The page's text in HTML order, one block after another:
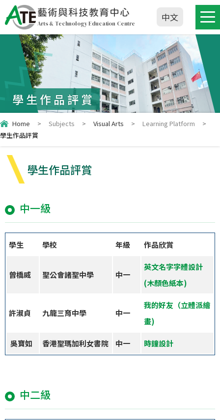
藝術與科技教育中心
Arts & Technology Education Centre
中文
學生作品評賞
Home > Subjects > Visual Arts > Learning Platform
>
學生作品評賞
學生作品評賞
中一級
學生 學校 年級 作品欣賞
曾橋威 聖公會諸聖中學 中一
英文名字字體設計
(木顏色紙本)
許淑貞 九龍三育中學 中一
我的好友（立體派繪
畫)
吳寶如 香港聖瑪加利女書院 中一 時鐘設計
中二級